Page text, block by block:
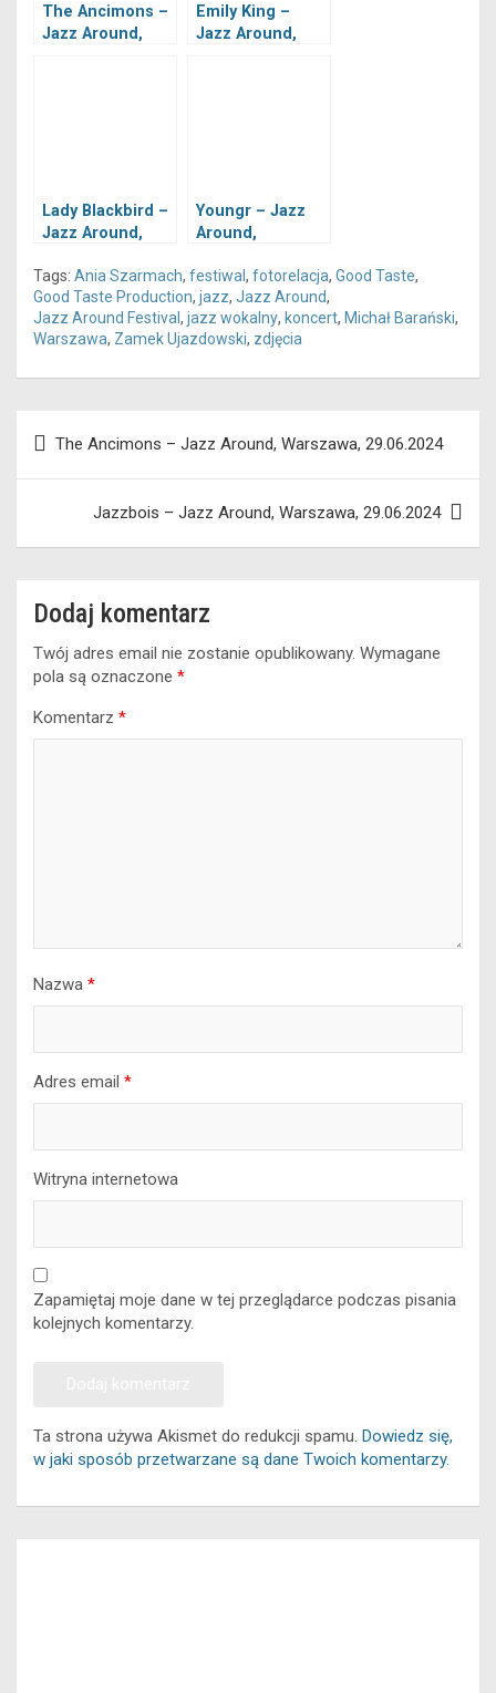
The Ancimons –
Jazz Around,
Emily King –
Jazz Around,
Lady Blackbird –
Jazz Around,
29.06.2024
Youngr – Jazz
Around,
29.06.2024
Tags: Ania Szarmach, festiwal , fotorelacja, Good Taste,
Good Taste Production, jazz, Jazz Around,
Jazz Around Festival , jazz wokalny, koncert, Michał Barański,
Warszawa, Zamek Ujazdowski, zdjęcia
The Ancimons – Jazz Around, Warszawa, 29.06.2024
Jazzbois – Jazz Around, Warszawa, 29.06.2024
Dodaj komentarz
Twój adres email nie zostanie opublikowany. Wymagane
pola są oznaczone *
Komentarz *
Nazwa *
Adres email *
Witryna internetowa
Zapamiętaj moje dane w tej przeglądarce podczas pisania
kolejnych komentarzy.
Ta strona używa Akismet do redukcji spamu. Dowiedz się,
w jaki sposób przetwarzane są dane Twoich komentarzy.